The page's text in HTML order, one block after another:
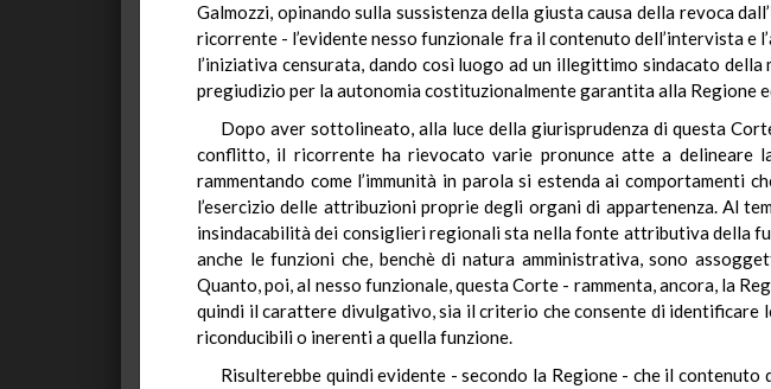
Galmozzi, opinando sulla sussistenza della giusta causa della revoca
ricorrente - l’evidente nesso funzionale fra il contenuto dell’intervista
l’iniziativa censurata, dando così luogo ad un illegittimo sindacato
pregiudizio per la autonomia costituzionalmente garantita alla Regione
Dopo aver sottolineato, alla luce della giurisprudenza di questa
conflitto, il ricorrente ha rievocato varie pronunce atte a delineare
rammentando come l’immunità in parola si estenda ai
l’esercizio delle attribuzioni proprie degli organi di appartenenza. Al
insindacabilità dei consiglieri regionali sta nella fonte attributiva della
anche le funzioni che, benchè di natura amministrativa, sono
Quanto, poi, al nesso funzionale, questa Corte - rammenta, ancora, la
quindi il carattere divulgativo, sia il criterio che consente di
riconducibili o inerenti a quella funzione.
Risulterebbe quindi evidente - secondo la Regione - che il